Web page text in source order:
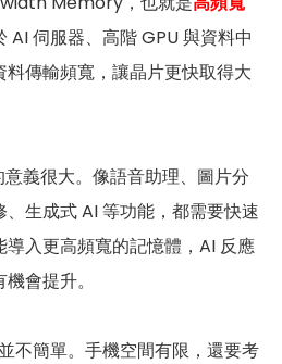
AI 伺服器、高階 GPU 與資料中
傳輸頻寬，讓晶片更快取得大
義很大。像語音助理、圖片分
生成式 AI 等功能，都需要快速
入更高頻寬的記憶體，AI 反應
會提升。
不簡單。手機空間有限，還要考